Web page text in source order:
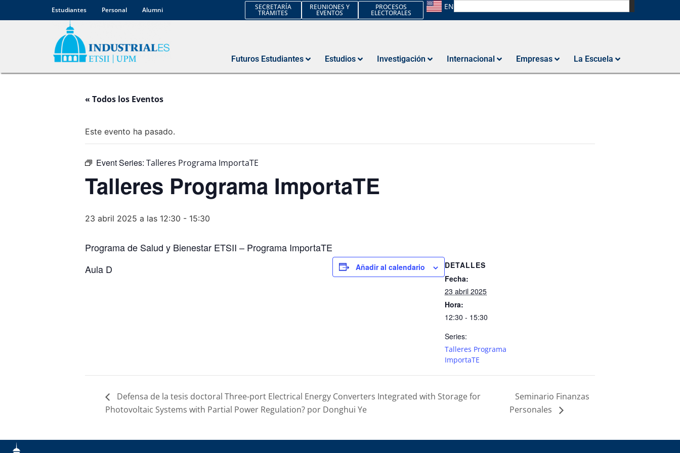
Estudiantes Personal Alumni SECRETARÍA
TRÁMITES
REUNIONES Y
EVENTOS
PROCESOS
ELECTORALES
EN
Futuros Estudiantes Estudios Investigación Internacional Empresas La Escuela
« Todos los Eventos
Este evento ha pasado.
Event Series: Talleres Programa ImportaTE
Talleres Programa ImportaTE
23 abril 2025 a las 12:30 - 15:30
Programa de Salud y Bienestar ETSII – Programa ImportaTE
Aula D
Añadir al calendario
DETALLES
Fecha:
23 abril 2025
Hora:
12:30 - 15:30
Series:
Talleres Programa
ImportaTE
Defensa de la tesis doctoral Three-port Electrical Energy Converters Integrated with Storage for
Photovoltaic Systems with Partial Power Regulation? por Donghui Ye
Seminario Finanzas
Personales